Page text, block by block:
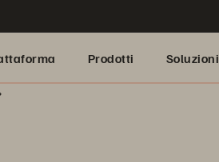
Prodotti Soluzioni